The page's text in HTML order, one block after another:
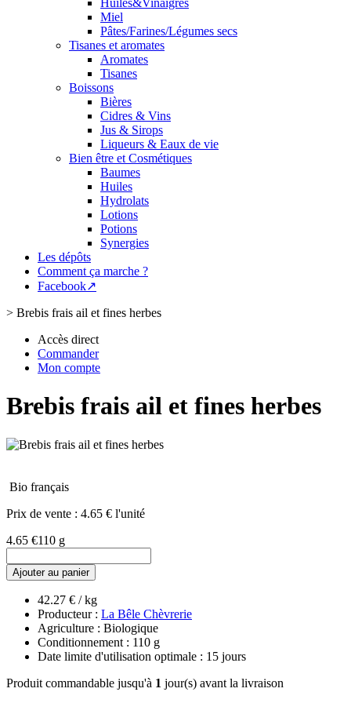
Huiles&Vinaigres
Miel
Pâtes/Farines/Légumes secs
Tisanes et aromates
Aromates
Tisanes
Boissons
Bières
Cidres & Vins
Jus & Sirops
Liqueurs & Eaux de vie
Bien être et Cosmétiques
Baumes
Huiles
Hydrolats
Lotions
Potions
Synergies
Les dépôts
Comment ça marche ?
Facebook↗
> Brebis frais ail et fines herbes
Accès direct
Commander
Mon compte
Brebis frais ail et fines herbes
Bio français
Prix de vente : 4.65 € l'unité
4.65 €110 g
Ajouter au panier
42.27 € / kg
Producteur : La Bêle Chèvrerie
Agriculture : Biologique
Conditionnement : 110 g
Date limite d'utilisation optimale : 15 jours
Produit commandable jusqu'à 1 jour(s) avant la livraison